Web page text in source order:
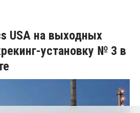
USA на выходных
установку № 3 в